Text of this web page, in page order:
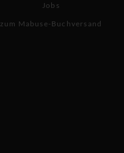
Jobs
zum Mabuse-Buchversand